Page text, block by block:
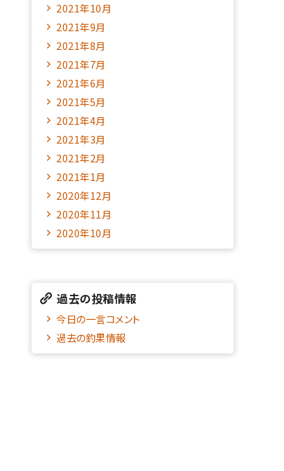
2021年10月
2021年9月
2021年8月
2021年7月
2021年6月
2021年5月
2021年4月
2021年3月
2021年2月
2021年1月
2020年12月
2020年11月
2020年10月
過去の投稿情報
今日の一言コメント
過去の釣果情報